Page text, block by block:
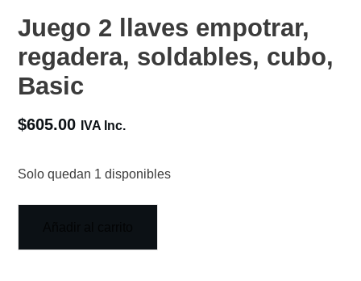
Juego 2 llaves empotrar,
regadera, soldables, cubo,
Basic
$605.00 IVA Inc.
Solo quedan 1 disponibles